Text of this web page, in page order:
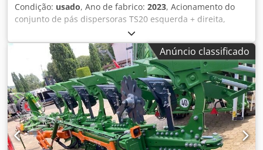
Condição: usado, Ano de fabrico: 2023, Acionamento do
conjunto de pás dispersoras TS20 esquerda + direita,
acionamento hidráulico esquerda + direita com Auto TS e
FlowControl, disco principal esquerda + direita com
AutoTS, proteção de tubos, dispositivo de rolagem e
estacionamento articulado, iluminação de trabalho, sensor
de inclinação para sistema de pesagem, 16 unidades
EasyCheck. Djdpfxst A Tzws Aagowa
Anúncio classificado